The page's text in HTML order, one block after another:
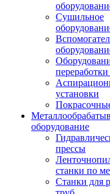
Сушильное
переработки
установки
оборудование
прессы
станки по
Станки для